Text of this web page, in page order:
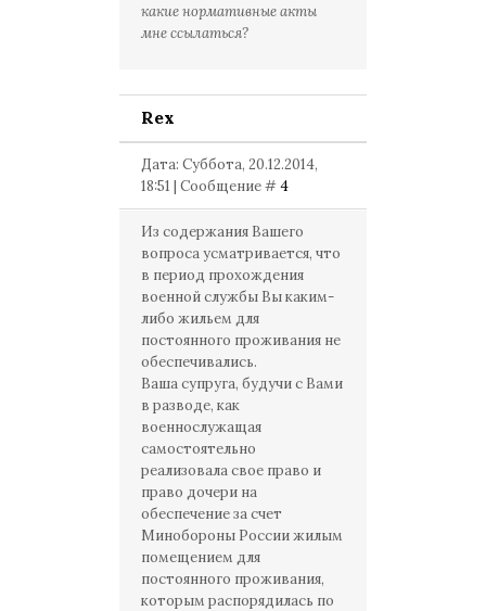
какие нормативные акты
мне ссылаться?
Rex
Дата: Суббота, 20.12.2014,
18:51 | Сообщение #4
Из содержания Вашего
вопроса усматривается, что
в период прохождения
военной службы Вы каким-
либо жильем для
постоянного проживания не
обеспечивались.
Ваша супруга, будучи с Вами
в разводе, как
военнослужащая
самостоятельно
реализовала свое право и
право дочери на
обеспечение за счет
Минобороны России жилым
помещением для
постоянного проживания,
которым распорядилась по